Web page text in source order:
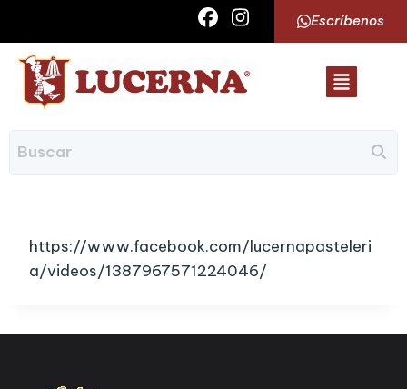
Escríbenos
https://www.facebook.com/lucernapasteleri
a/videos/1387967571224046/